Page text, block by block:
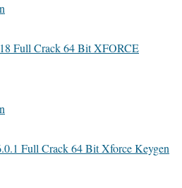
Full Crack 64 Bit XFORCE
Full Crack 64 Bit Xforce Keygen